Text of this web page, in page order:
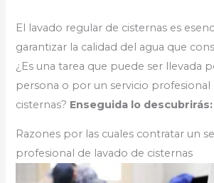
El lavado regular de cisternas es
garantizar la calidad del agua que
¿Es una tarea que puede ser llevada
persona o por un servicio profesional
cisternas? Enseguida lo descubrirás:
Razones por las cuales contratar un
profesional de lavado de cisternas